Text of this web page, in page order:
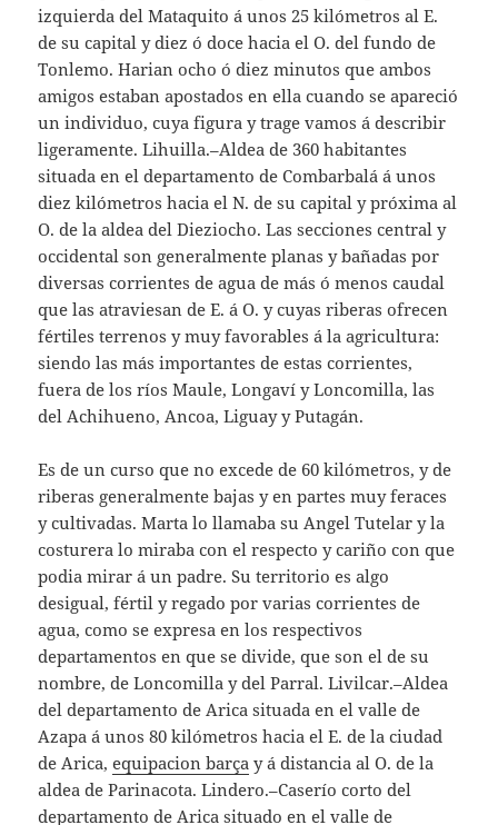
izquierda del Mataquito á unos 25 kilómetros al E.
de su capital y diez ó doce hacia el O. del fundo de
Tonlemo. Harian ocho ó diez minutos que ambos
amigos estaban apostados en ella cuando se apareció
un individuo, cuya figura y trage vamos á describir
ligeramente. Lihuilla.–Aldea de 360 habitantes
situada en el departamento de Combarbalá á unos
diez kilómetros hacia el N. de su capital y próxima al
O. de la aldea del Dieziocho. Las secciones central y
occidental son generalmente planas y bañadas por
diversas corrientes de agua de más ó menos caudal
que las atraviesan de E. á O. y cuyas riberas ofrecen
fértiles terrenos y muy favorables á la agricultura:
siendo las más importantes de estas corrientes,
fuera de los ríos Maule, Longaví y Loncomilla, las
del Achihueno, Ancoa, Liguay y Putagán.
Es de un curso que no excede de 60 kilómetros, y de
riberas generalmente bajas y en partes muy feraces
y cultivadas. Marta lo llamaba su Angel Tutelar y la
costurera lo miraba con el respecto y cariño con que
podia mirar á un padre. Su territorio es algo
desigual, fértil y regado por varias corrientes de
agua, como se expresa en los respectivos
departamentos en que se divide, que son el de su
nombre, de Loncomilla y del Parral. Livilcar.–Aldea
del departamento de Arica situada en el valle de
Azapa á unos 80 kilómetros hacia el E. de la ciudad
de Arica,equipacion barça y á distancia al O. de la
aldea de Parinacota. Lindero.–Caserío corto del
departamento de Arica situado en el valle de